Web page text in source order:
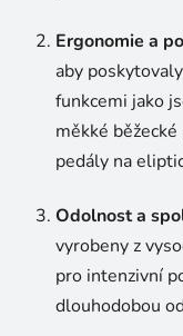
Ergonomie a
aby
funkcemi jako
měkké
pedály na
Odolnost a
vyrobeny z
pro intenzivní
dlouhodobou